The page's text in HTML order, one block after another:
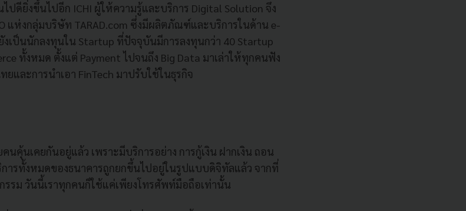
ปดียิ่งขึ้นไปอีก ICHI ผู้ให้ความรู้และบริการ Digital Solution จึง
แห่งกลุ่มบริษัท TARAD.com ซึ่งมีผลิตภัณฑ์และบริการในด้าน e-
งเป็นนักลงทุนใน Startup ที่ปัจจุบันมีการลงทุนกว่า 40 Startup
ทั้งหมด ตั้งแต่ Payment ไปจนถึง Big Data มาเล่าให้ทุกคนฟัง
ยและการนำเอา FinTech มาปรับใช้ในธุรกิจ
นคุ้นเคยกันอยู่แล้ว เพราะมีบริการอย่าง การกู้เงิน ฝากเงิน ถอน
ารทั้งหมดของธนาคารถูกยกขึ้นไปอยู่ในรูปแบบดิจิทัลแล้ว จากที่
รรม วันนี้เราทุกคนก็ใช้แค่เพียงโทรศัพท์มือถือเท่านั้น